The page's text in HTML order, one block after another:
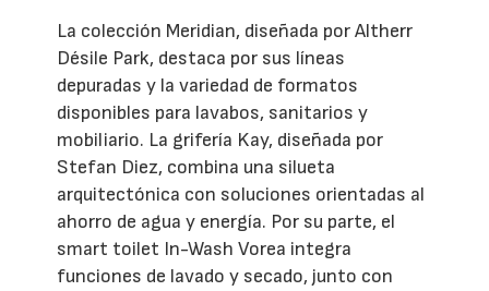
La colección Meridian, diseñada por Altherr
Désile Park, destaca por sus líneas
depuradas y la variedad de formatos
disponibles para lavabos, sanitarios y
mobiliario. La grifería Kay, diseñada por
Stefan Diez, combina una silueta
arquitectónica con soluciones orientadas al
ahorro de agua y energía. Por su parte, el
smart toilet In-Wash Vorea integra
funciones de lavado y secado, junto con